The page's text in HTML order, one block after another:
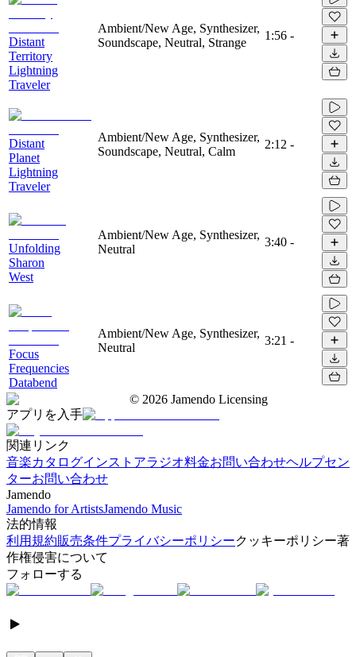
Distant
Territory
Lightning
Traveler
Ambient/New Age, Synthesizer,
Soundscape, Neutral, Strange
1:56 -
Distant
Planet
Lightning
Traveler
Ambient/New Age, Synthesizer,
Soundscape, Neutral, Calm
2:12 -
Unfolding
Sharon
West
Ambient/New Age, Synthesizer,
Neutral
3:40 -
Focus
Frequencies
Databend
Ambient/New Age, Synthesizer,
Neutral
3:21 -
© 2026 Jamendo Licensing
アプリを入手
関連リンク
音楽カタログインストアラジオ料金お問い合わせヘルプセン
ターお問い合わせ
Jamendo
Jamendo for ArtistsJamendo Music
法的情報
利用規約販売条件プライバシーポリシークッキーポリシー著
作権侵害について
フォローする